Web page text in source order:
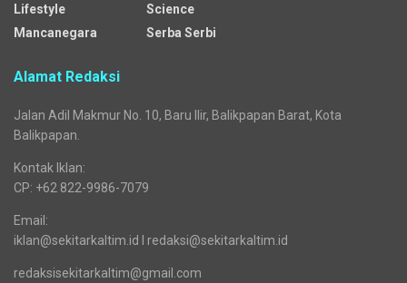
Lifestyle
Mancanegara
Science
Serba Serbi
Alamat Redaksi
Jalan Adil Makmur No. 10, Baru Ilir, Balikpapan Barat, Kota
Balikpapan.
Kontak Iklan:
CP: +62 822-9986-7079
Email:
iklan@sekitarkaltim.id I redaksi@sekitarkaltim.id
redaksisekitarkaltim@gmail.com